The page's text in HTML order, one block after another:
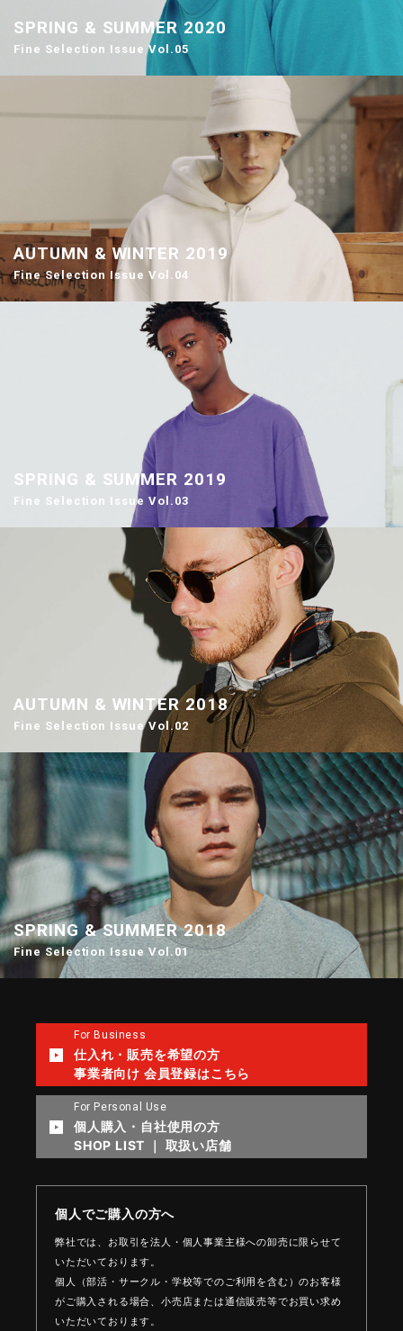
SPRING & SUMMER 2020
Fine Selection Issue Vol.05
AUTUMN & WINTER 2019
Fine Selection Issue Vol.04
SPRING & SUMMER 2019
Fine Selection Issue Vol.03
AUTUMN & WINTER 2018
Fine Selection Issue Vol.02
SPRING & SUMMER 2018
Fine Selection Issue Vol.01
For Business
仕入れ・販売を希望の方
事業者向け 会員登録はこちら
For Personal Use
個人購入・自社使用の方
SHOP LIST ｜ 取扱い店舗
個人でご購入の方へ
弊社では、お取引を法人・個人事業主様への卸売に限らせて
いただいております。
個人（部活・サークル・学校等でのご利用を含む）のお客様
がご購入される場合、小売店または通信販売等でお買い求め
いただいております。